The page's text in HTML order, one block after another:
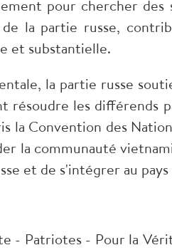
pour chercher
la partie russe,
et substantielle.
la partie russe
résoudre les différends
la Convention des
la communauté
et de s'intégrer au pays
- Patriotes - Pour la